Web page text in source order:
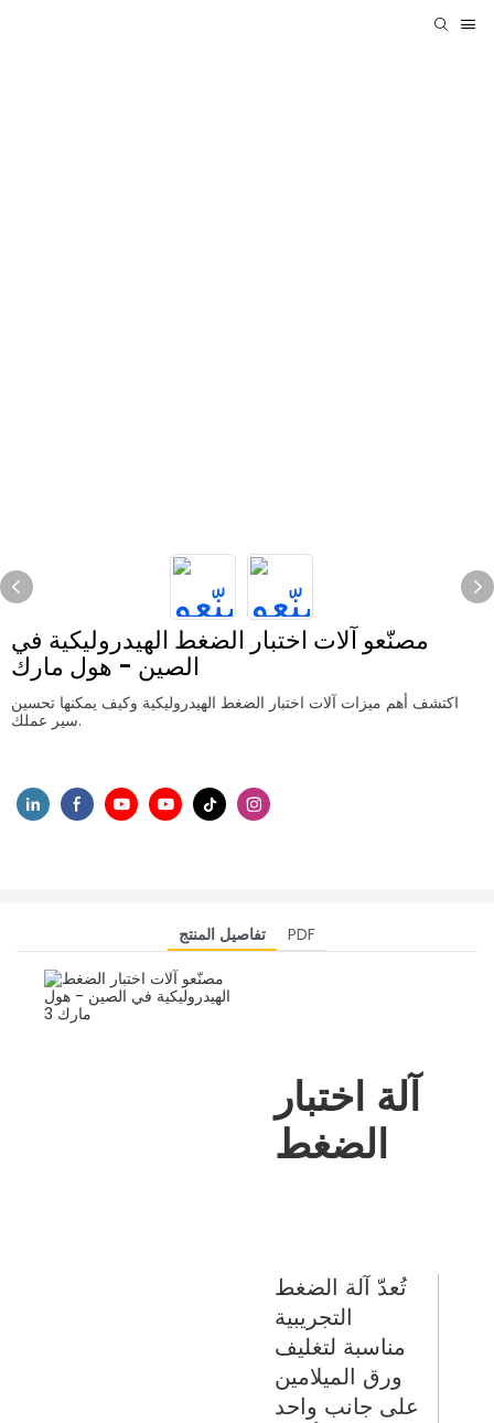
مصنّعو آلات اختبار الضغط الهيدروليكية في
الصين - هول مارك
اكتشف أهم ميزات آلات اختبار الضغط الهيدروليكية وكيف يمكنها تحسين
سير عملك.
تفاصيل المنتج PDF
آلة اختبار
الضغط
تُعدّ آلة الضغط
التجريبية
مناسبة لتغليف
ورق الميلامين
على جانب واحد